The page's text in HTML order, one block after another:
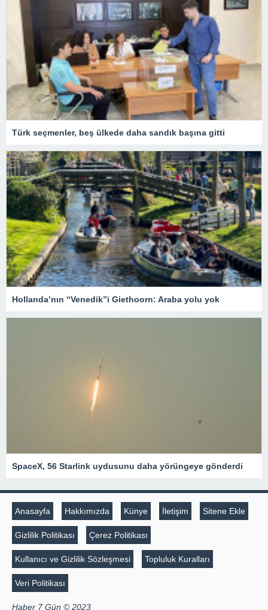
Türk seçmenler, beş ülkede daha sandık başına gitti
Hollanda’nın “Venedik”i Giethoorn: Araba yolu yok
SpaceX, 56 Starlink uydusunu daha yörüngeye gönderdi
Anasayfa Hakkımızda Künye İletişim Sitene Ekle
Gizlilik Politikası Çerez Politikası
Kullanıcı ve Gizlilik Sözleşmesi Topluluk Kuralları
Veri Politikası
Haber 7 Gün © 2023